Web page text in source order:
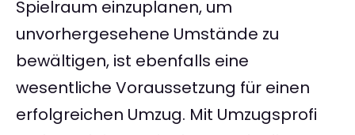
Spielraum einzuplanen, um
unvorhergesehene Umstände zu
bewältigen, ist ebenfalls eine
wesentliche Voraussetzung für einen
erfolgreichen Umzug. Mit Umzugsprofi